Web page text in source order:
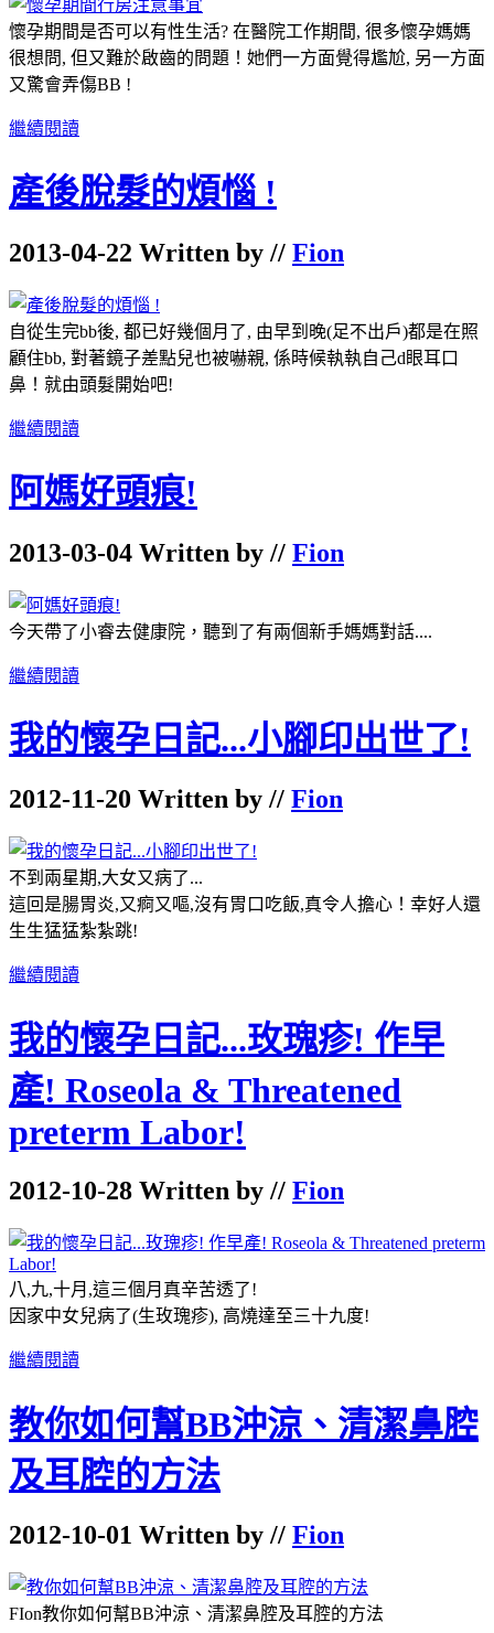
懷孕期間是否可以有性生活? 在醫院工作期間, 很多懷孕媽媽
很想問, 但又難於啟齒的問題！她們一方面覺得尷尬, 另一方面
又驚會弄傷BB !
繼續閱讀
產後脫髮的煩惱 !
2013-04-22 Written by // Fion
自從生完bb後, 都已好幾個月了, 由早到晚(足不出戶)都是在照
顧住bb, 對著鏡子差點兒也被嚇親, 係時候執執自己d眼耳口
鼻！就由頭髮開始吧!
繼續閱讀
阿媽好頭痕!
2013-03-04 Written by // Fion
今天帶了小睿去健康院，聽到了有兩個新手媽媽對話....
繼續閱讀
我的懷孕日記...小腳印出世了!
2012-11-20 Written by // Fion
不到兩星期,大女又病了...
這回是腸胃炎,又痾又嘔,沒有胃口吃飯,真令人擔心！幸好人還
生生猛猛紮紮跳!
繼續閱讀
我的懷孕日記...玫瑰疹! 作早
產! Roseola & Threatened
preterm Labor!
2012-10-28 Written by // Fion
八,九,十月,這三個月真辛苦透了!
因家中女兒病了(生玫瑰疹), 高燒達至三十九度!
繼續閱讀
教你如何幫BB沖涼、清潔鼻腔
及耳腔的方法
2012-10-01 Written by // Fion
FIon教你如何幫BB沖涼、清潔鼻腔及耳腔的方法